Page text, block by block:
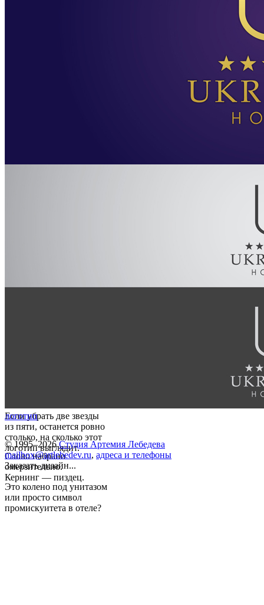
Если убрать две звезды
из пяти, останется ровно
столько, на сколько этот
логотип выглядит.
Слово набрано
омерзительно.
Кернинг — пиздец.
Это колено под унитазом
или просто символ
промискуитета в отеле?
логотип
© 1995–2026 Студия Артемия Лебедева
mailbox@artlebedev.ru, адреса и телефоны
Заказать дизайн...